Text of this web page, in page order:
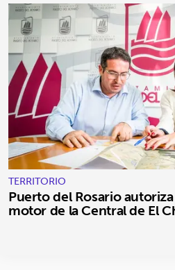
TERRITORIO
Puerto del Rosario
motor de la Central de El